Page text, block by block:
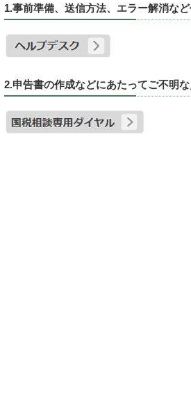
1.事前準備、送信方法、エラー解消な
2.申告書の作成などにあたってご不明